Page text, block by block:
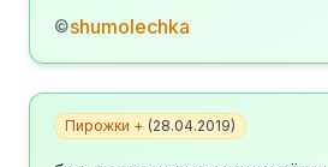
©shumolechka
Пирожки + (28.04.2019)